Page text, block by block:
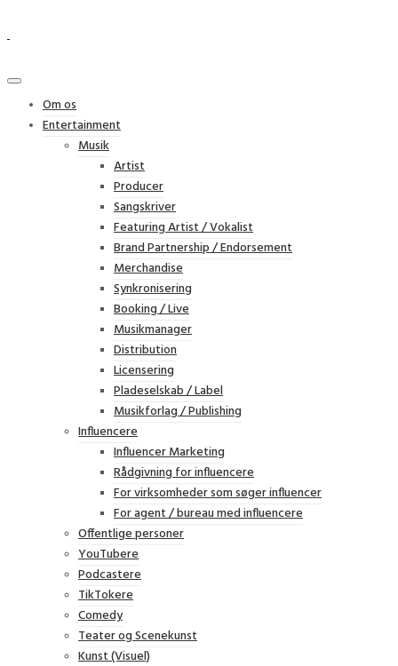
Om os
Entertainment
Musik
Artist
Producer
Sangskriver
Featuring Artist / Vokalist
Brand Partnership / Endorsement
Merchandise
Synkronisering
Booking / Live
Musikmanager
Distribution
Licensering
Pladeselskab / Label
Musikforlag / Publishing
Influencere
Influencer Marketing
Rådgivning for influencere
For virksomheder som søger influencer
For agent / bureau med influencere
Offentlige personer
YouTubere
Podcastere
TikTokere
Comedy
Teater og Scenekunst
Kunst (Visuel)